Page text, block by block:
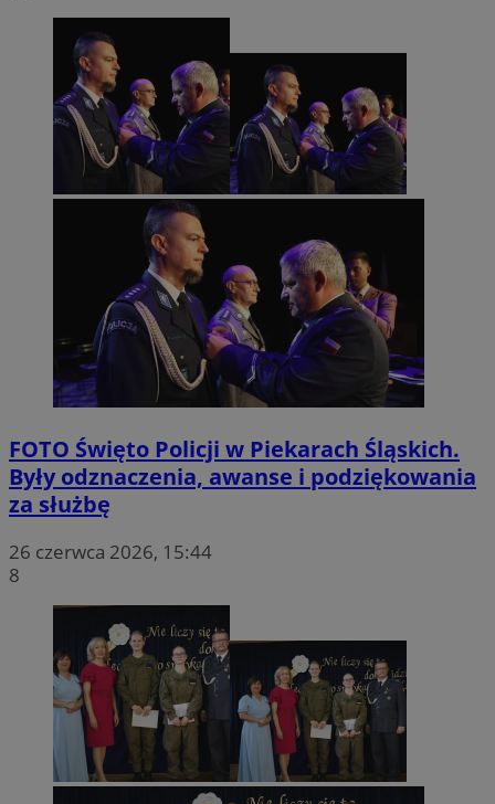
FOTO Święto Policji w Piekarach Śląskich.
Były odznaczenia, awanse i podziękowania
za służbę
26 czerwca 2026, 15:44
8